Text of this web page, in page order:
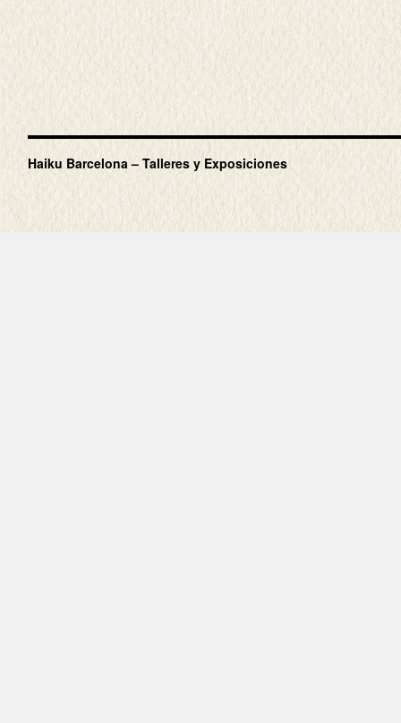
Haiku Barcelona – Talleres y Exposiciones